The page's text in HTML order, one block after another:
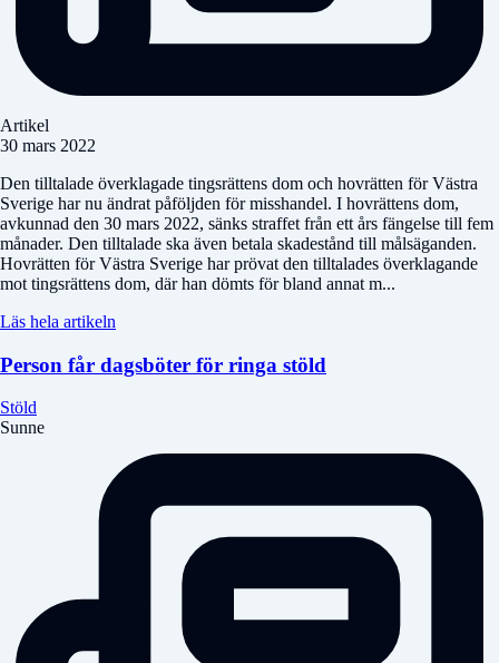
Artikel
30 mars 2022
Den tilltalade överklagade tingsrättens dom och hovrätten för Västra
Sverige har nu ändrat påföljden för misshandel. I hovrättens dom,
avkunnad den 30 mars 2022, sänks straffet från ett års fängelse till fem
månader. Den tilltalade ska även betala skadestånd till målsäganden.
Hovrätten för Västra Sverige har prövat den tilltalades överklagande
mot tingsrättens dom, där han dömts för bland annat m...
Läs hela artikeln
Person får dagsböter för ringa stöld
Stöld
Sunne